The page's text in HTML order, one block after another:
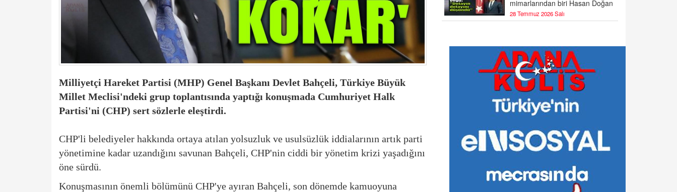
Milliyetçi Hareket Partisi (MHP) Genel Başkanı Devlet Bahçeli, Türkiye Büyük
Millet Meclisi'ndeki grup toplantısında yaptığı konuşmada Cumhuriyet Halk
Partisi'ni (CHP) sert sözlerle eleştirdi.
CHP'li belediyeler hakkında ortaya atılan yolsuzluk ve usulsüzlük iddialarının artık parti
yönetimine kadar uzandığını savunan Bahçeli, CHP'nin ciddi bir yönetim krizi yaşadığını
öne sürdü.
Konuşmasının önemli bölümünü CHP'ye ayıran Bahçeli, son dönemde kamuoyuna
mimarlarından biri Hasan Doğan
28 Temmuz 2026 Salı